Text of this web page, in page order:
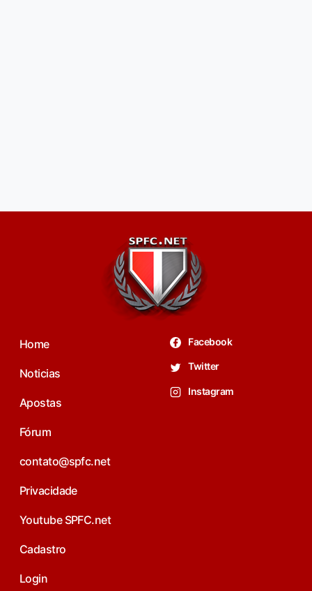
Home
Noticias
Apostas
Fórum
contato@spfc.net
Privacidade
Youtube SPFC.net
Cadastro
Login
Facebook
Twitter
Instagram